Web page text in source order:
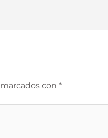
con *